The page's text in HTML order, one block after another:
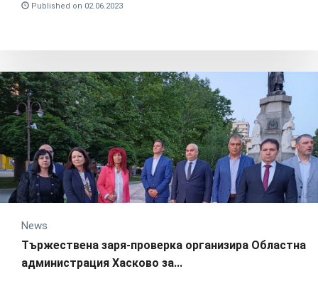
Published on 02.06.2023
News
Тържествена заря-проверка организира Областна
администрация Хасково за...